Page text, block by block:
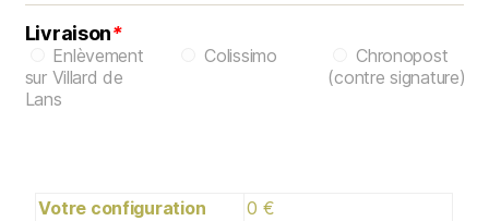
Livraison*
Enlèvement
sur Villard de
Lans
Colissimo
Chronopost
(contre signature)
Votre configuration
0 €